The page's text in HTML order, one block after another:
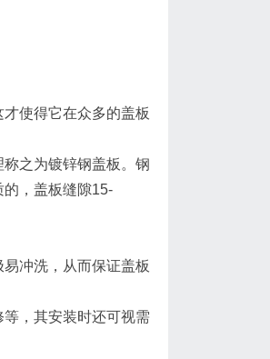
使得它在众多的盖板
之为镀锌钢盖板。钢
，盖板缝隙15-
冲洗，从而保证盖板
，其安装时还可视需